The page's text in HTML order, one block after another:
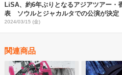
LiSA、約6年ぶりとなるアジアツアー・
表 ソウルとジャカルタでの公演が決定
2024/03/15 (金)
関連商品